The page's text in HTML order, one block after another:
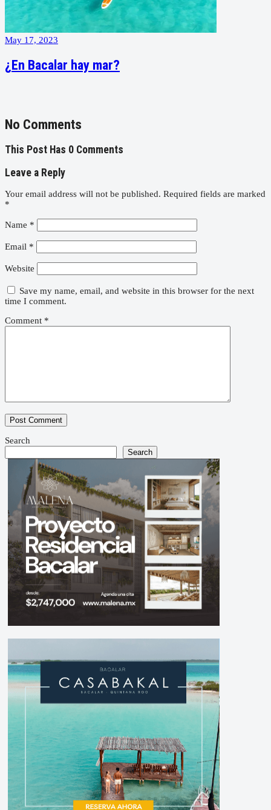
May 17, 2023
¿En Bacalar hay mar?
No Comments
This Post Has 0 Comments
Leave a Reply
Your email address will not be published. Required fields are marked
*
Name *
Email *
Website
Save my name, email, and website in this browser for the next
time I comment.
Comment *
Search
Search